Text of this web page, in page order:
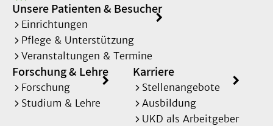
Unsere Patienten & Besucher
Einrichtungen
Pflege & Unterstützung
Veranstaltungen & Termine
Forschung & Lehre
Forschung
Studium & Lehre
Karriere
Stellenangebote
Ausbildung
UKD als Arbeitgeber